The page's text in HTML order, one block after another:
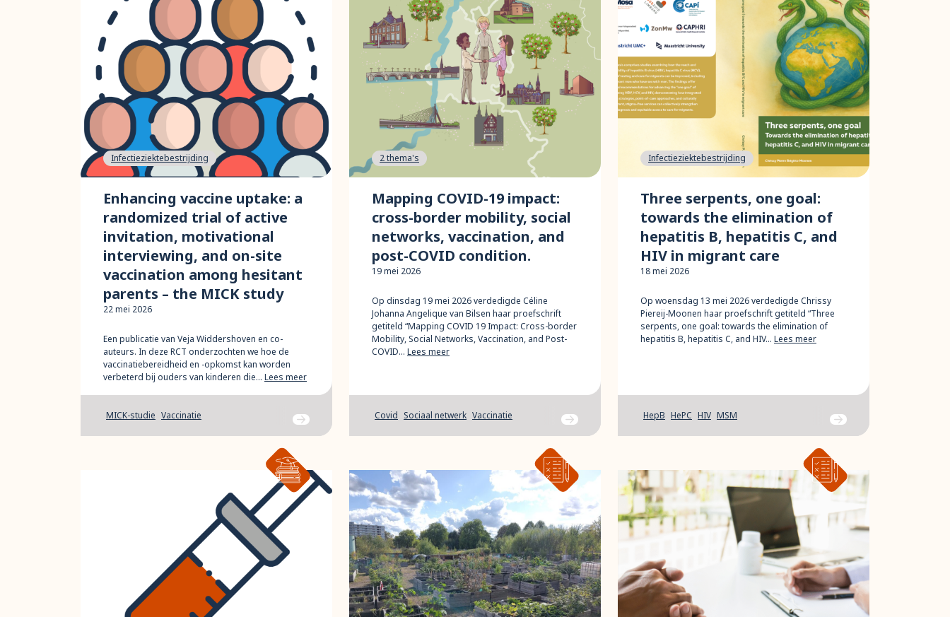
Infectieziektebestrijding
Enhancing vaccine uptake: a
randomized trial of active
invitation, motivational
interviewing, and on-site
vaccination among hesitant
parents – the MICK study
22 mei 2026
Een publicatie van Veja Widdershoven en co-
auteurs. In deze RCT onderzochten we hoe de
vaccinatiebereidheid en -opkomst kan worden
verbeterd bij ouders van kinderen die… Lees meer
MICK-studie Vaccinatie Ga naar bericht
2 thema's
Mapping COVID-19 impact:
cross-border mobility, social
networks, vaccination, and
post-COVID condition.
19 mei 2026
Op dinsdag 19 mei 2026 verdedigde Céline
Johanna Angelique van Bilsen haar proefschrift
getiteld “Mapping COVID 19 Impact: Cross-border
Mobility, Social Networks, Vaccination, and Post-
COVID… Lees meer
Covid Sociaal netwerk Vaccinatie Ga naar bericht
Infectieziektebestrijding
Three serpents, one goal:
towards the elimination of
hepatitis B, hepatitis C, and
HIV in migrant care
18 mei 2026
Op woensdag 13 mei 2026 verdedigde Chrissy
Piereij-Moonen haar proefschrift getiteld “Three
serpents, one goal: towards the elimination of
hepatitis B, hepatitis C, and HIV… Lees meer
HepB HePC HIV MSM Ga naar bericht